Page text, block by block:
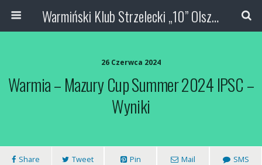
Warmiński Klub Strzelecki „10” Olsztyn
26 Czerwca 2024
Warmia – Mazury Cup Summer 2024 IPSC –
Wyniki
Share Tweet Pin Mail SMS